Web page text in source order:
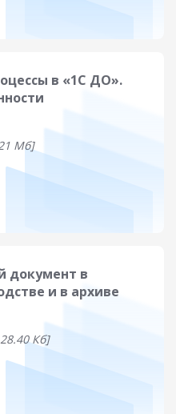
в «1С ДО».
Мб]
документ в
и в архиве
Кб]